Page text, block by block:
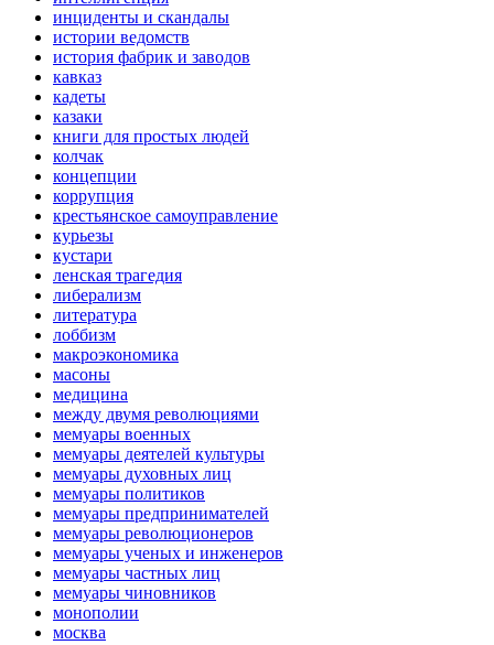
инциденты и скандалы
истории ведомств
история фабрик и заводов
кавказ
кадеты
казаки
книги для простых людей
колчак
концепции
коррупция
крестьянское самоуправление
курьезы
кустари
ленская трагедия
либерализм
литература
лоббизм
макроэкономика
масоны
медицина
между двумя революциями
мемуары военных
мемуары деятелей культуры
мемуары духовных лиц
мемуары политиков
мемуары предпринимателей
мемуары революционеров
мемуары ученых и инженеров
мемуары частных лиц
мемуары чиновников
монополии
москва